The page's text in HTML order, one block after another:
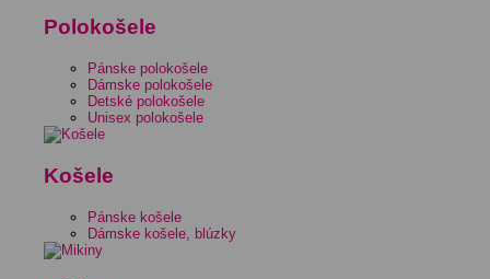
Polokošele
Pánske polokošele
Dámske polokošele
Detské polokošele
Unisex polokošele
Košele
Pánske košele
Dámske košele, blúzky